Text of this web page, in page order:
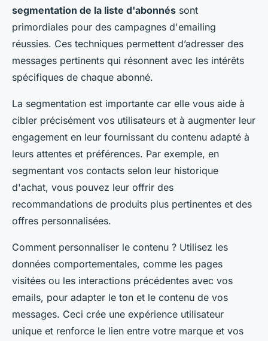
segmentation de la liste d'abonnés sont
primordiales pour des campagnes d'emailing
réussies. Ces techniques permettent d’adresser des
messages pertinents qui résonnent avec les intérêts
spécifiques de chaque abonné.
La segmentation est importante car elle vous aide à
cibler précisément vos utilisateurs et à augmenter leur
engagement en leur fournissant du contenu adapté à
leurs attentes et préférences. Par exemple, en
segmentant vos contacts selon leur historique
d'achat, vous pouvez leur offrir des
recommandations de produits plus pertinentes et des
offres personnalisées.
Comment personnaliser le contenu ? Utilisez les
données comportementales, comme les pages
visitées ou les interactions précédentes avec vos
emails, pour adapter le ton et le contenu de vos
messages. Ceci crée une expérience utilisateur
unique et renforce le lien entre votre marque et vos